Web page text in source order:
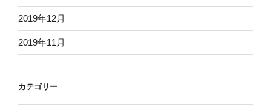
2019年12月
2019年11月
カテゴリー